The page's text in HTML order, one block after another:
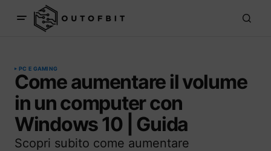
PC E GAMING
Come aumentare il volume
in un computer con
Windows 10 | Guida
Scopri subito come aumentare